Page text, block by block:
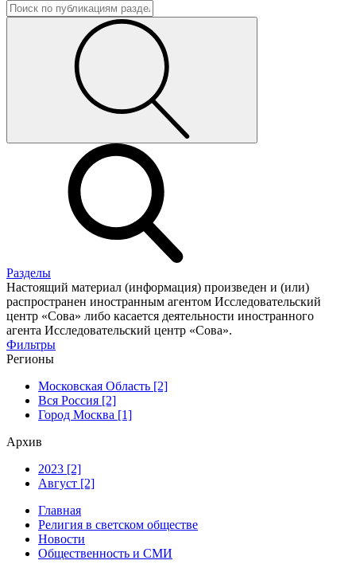
Разделы
Настоящий материал (информация) произведен и (или)
распространен иностранным агентом Исследовательский
центр «Сова» либо касается деятельности иностранного
агента Исследовательский центр «Сова».
Фильтры
Регионы
Московская Область [2]
Вся Россия [2]
Город Москва [1]
Архив
2023 [2]
Август [2]
Главная
Религия в светском обществе
Новости
Общественность и СМИ